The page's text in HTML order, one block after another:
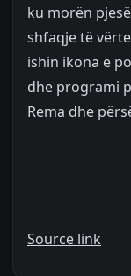
ku morën
shfaqje të
ishin ikona e
dhe programi
Rema dhe
Source link